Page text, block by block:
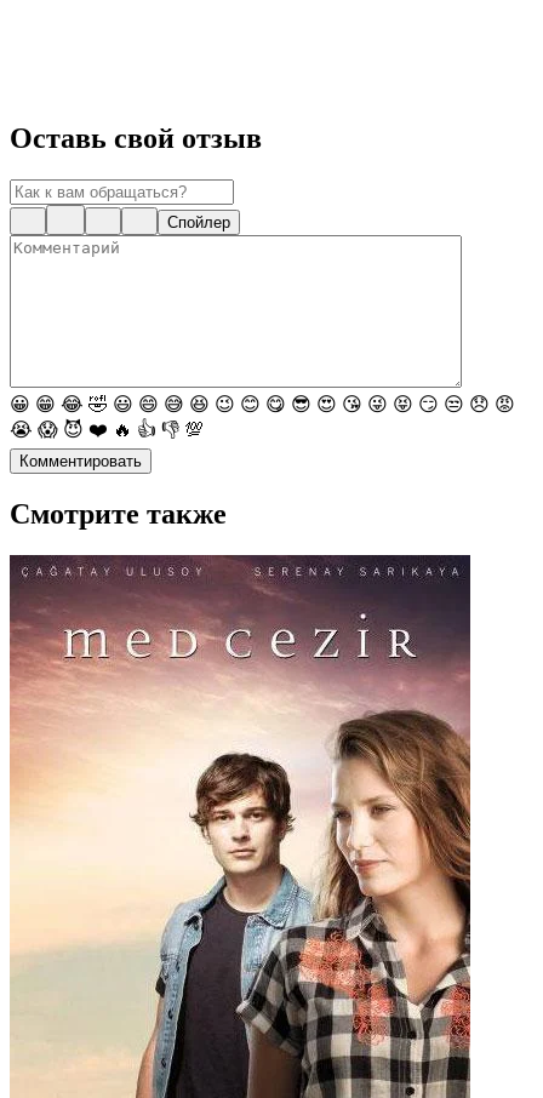
Оставь свой отзыв
Спойлер
😀 😁 😂 🤣 😃 😄 😅 😆 😉 😊 😋 😎 😍 😘 😜 😝 😏 😒 😞 😡
😭 😱 😈 ❤️ 🔥 👍 👎 💯
Комментировать
Смотрите также